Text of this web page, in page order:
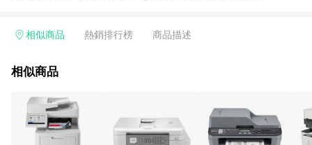
Smart mobile、神腦生活、JS巨盛、樂天KOBO電子書，請詳閱
台灣樂天市場，並在同一瀏覽器於24小時內結帳，才享有 LINE
市場 45 天內完成訂單出貨及結帳，則不符合贈點資格。 (4) 如
使用APP、或中途瀏覽比價網、回饋網、Google等其他網頁、或
由網頁版(電腦版/手機版網頁)切換為App都將會造成追蹤中斷而
無法進行 LINE POINTS 回饋。 (5) LINE 購物為購物資訊整合性
相似商品 熱銷排行榜 商品描述
相似商品